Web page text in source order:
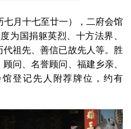
七月十七至廿一），二府会馆
为国捐躯英烈、十方法界、
祖先、善信已故先人等。胜
问、名誉顾问、福建乡亲、
登记先人附荐牌位，约有